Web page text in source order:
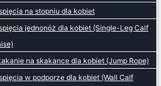
na stopniu dla kobiet
jednonóż dla kobiet (Single-Leg Calf
na skakance dla kobiet (Jump Rope)
w podporze dla kobiet (Wall Calf